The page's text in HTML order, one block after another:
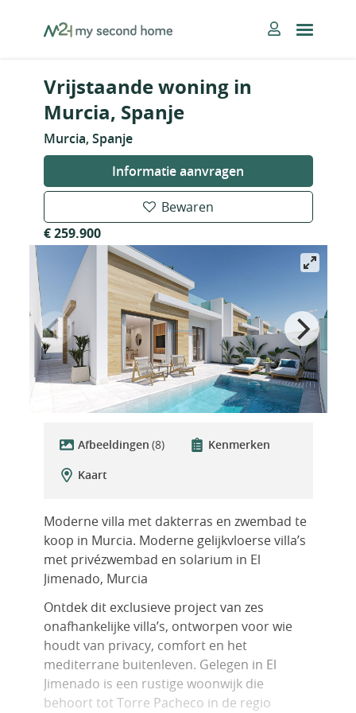
MySecondHome
Vrijstaande woning in
Murcia, Spanje
Murcia, Spanje
Informatie aanvragen
Bewaren
€ 259.900
Afbeeldingen (8)
Kenmerken
Kaart
Moderne villa met dakterras en zwembad te
koop in Murcia. Moderne gelijkvloerse villa’s
met privézwembad en solarium in El
Jimenado, Murcia
Ontdek dit exclusieve project van zes
onafhankelijke villa’s, ontworpen voor wie
houdt van privacy, comfort en het
mediterrane buitenleven. Gelegen in El
Jimenado is een rustige woonwijk die
behoort tot Torre Pacheco in de regio